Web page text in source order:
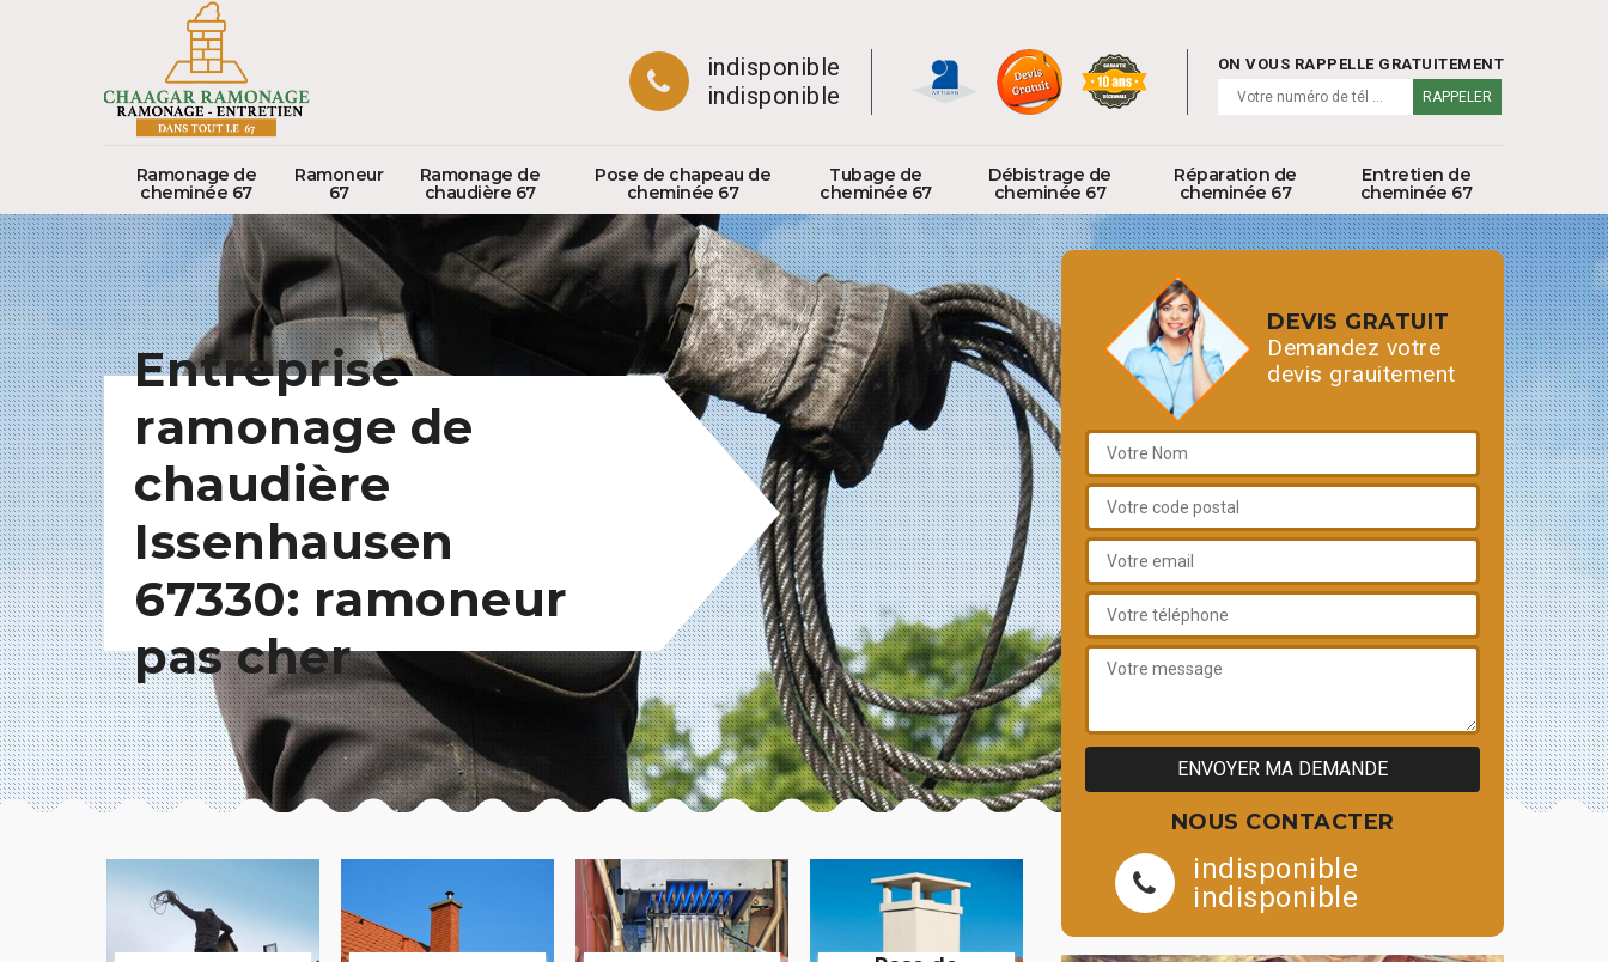
indisponible
indisponible
ON VOUS RAPPELLE GRATUITEMENT
Ramonage de
cheminée 67
Ramoneur
67
Ramonage de
chaudière 67
Pose de chapeau de
cheminée 67
Tubage de
cheminée 67
Débistrage de
cheminée 67
Réparation de
cheminée 67
Entretien de
cheminée 67
Entreprise
ramonage de
chaudière
Issenhausen
67330: ramoneur
pas cher
DEVIS GRATUIT
Demandez votre
devis grauitement
NOUS CONTACTER
indisponible
indisponible